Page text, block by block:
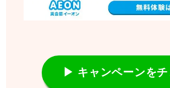
▶ キャンペーンをチ